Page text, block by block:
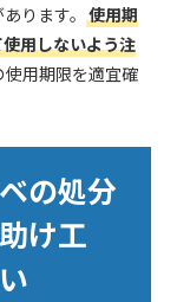
ります。使用期
用しないよう注
用期限を適宜確
の処分
け工